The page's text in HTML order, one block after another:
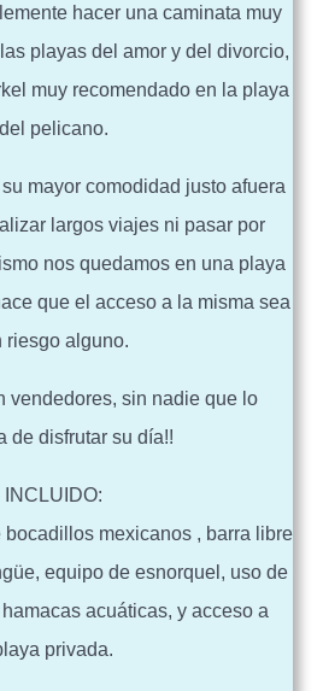
hacer una caminata muy
playas del amor y del divorcio,
muy recomendado en la playa
del pelicano.
mayor comodidad justo afuera
largos viajes ni pasar por
nos quedamos en una playa
que el acceso a la misma sea
riesgo alguno.
vendedores, sin nadie que lo
de disfrutar su día!!
INCLUIDO:
mexicanos , barra libre
equipo de esnorquel, uso de
acuáticas, y acceso a
privada.